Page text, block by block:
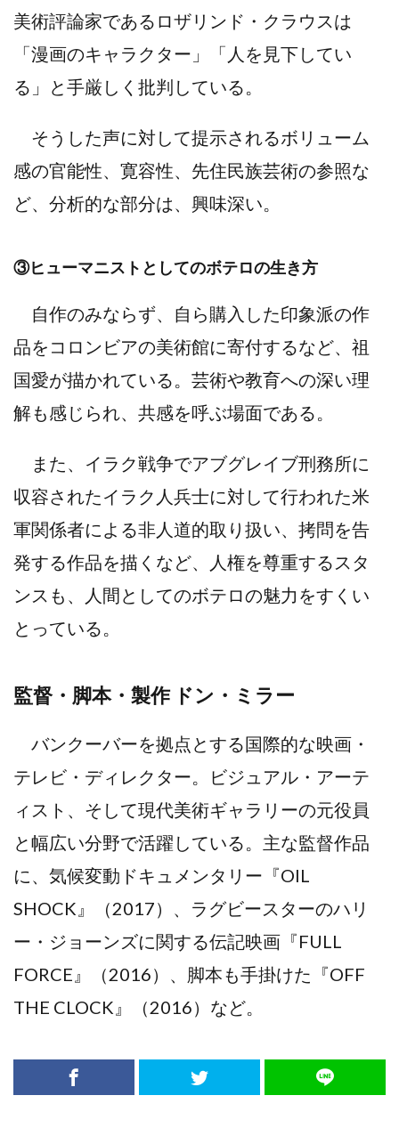
美術評論家であるロザリンド・クラウスは
「漫画のキャラクター」「人を見下してい
る」と手厳しく批判している。
そうした声に対して提示されるボリューム
感の官能性、寛容性、先住民族芸術の参照な
ど、分析的な部分は、興味深い。
③ヒューマニストとしてのボテロの生き方
自作のみならず、自ら購入した印象派の作
品をコロンビアの美術館に寄付するなど、祖
国愛が描かれている。芸術や教育への深い理
解も感じられ、共感を呼ぶ場面である。
また、イラク戦争でアブグレイブ刑務所に
収容されたイラク人兵士に対して行われた米
軍関係者による非人道的取り扱い、拷問を告
発する作品を描くなど、人権を尊重するスタ
ンスも、人間としてのボテロの魅力をすくい
とっている。
監督・脚本・製作 ドン・ミラー
バンクーバーを拠点とする国際的な映画・
テレビ・ディレクター。ビジュアル・アーテ
ィスト、そして現代美術ギャラリーの元役員
と幅広い分野で活躍している。主な監督作品
に、気候変動ドキュメンタリー『OIL
SHOCK』（2017）、ラグビースターのハリ
ー・ジョーンズに関する伝記映画『FULL
FORCE』（2016）、脚本も手掛けた『OFF
THE CLOCK』（2016）など。